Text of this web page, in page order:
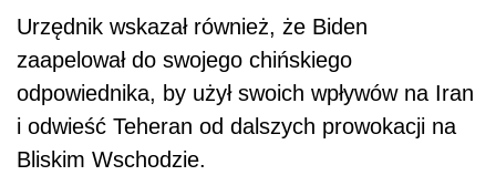
Urzędnik wskazał również, że Biden
zaapelował do swojego chińskiego
odpowiednika, by użył swoich wpływów na Iran
i odwieść Teheran od dalszych prowokacji na
Bliskim Wschodzie.